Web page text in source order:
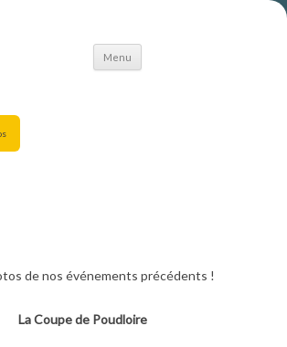
Menu
Aller
de nos événements précédents !
La Coupe de Poudloire